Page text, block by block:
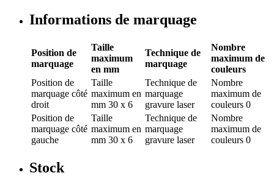
Informations de marquage
Position de
marquage
Taille
maximum
en mm
Technique de
marquage
Nombre
maximum de
couleurs
Position de
marquage côté
droit
Taille
maximum en
mm 30 x 6
Technique de
marquage
gravure laser
Nombre
maximum de
couleurs 0
Position de
marquage côté
gauche
Taille
maximum en
mm 30 x 6
Technique de
marquage
gravure laser
Nombre
maximum de
couleurs 0
Stock